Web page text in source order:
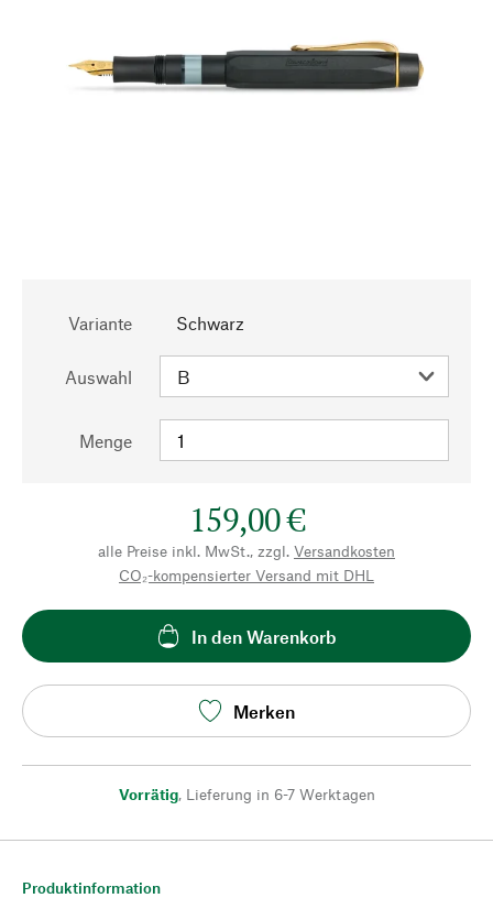
Variante Schwarz
Auswahl
Menge
159,00 €
alle Preise inkl. MwSt., zzgl. Versandkosten
CO₂-kompensierter Versand mit DHL
In den Warenkorb
Merken
Vorrätig, Lieferung in 6-7 Werktagen
Produktinformation